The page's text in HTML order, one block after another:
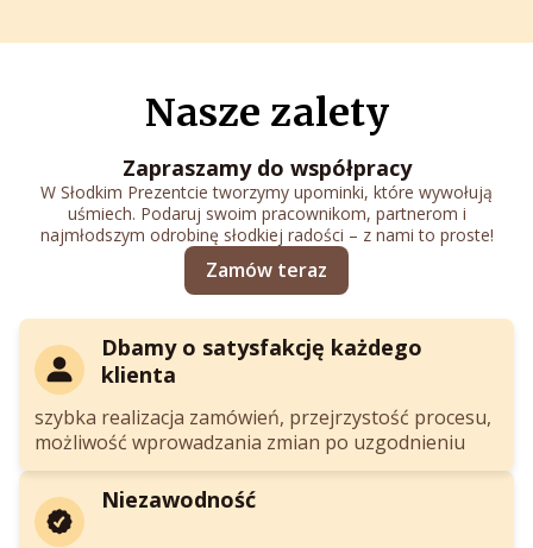
Zapraszamy do współpracy
W Słodkim Prezentcie tworzymy upominki, które wywołują
uśmiech. Podaruj swoim pracownikom, partnerom i
najmłodszym odrobinę słodkiej radości – z nami to proste!
Zamów teraz
Nasze zalety
Niezawodność
Dbamy o satysfakcję każdego
klienta
szybka realizacja zamówień, przejrzystość procesu,
możliwość wprowadzania zmian po uzgodnieniu